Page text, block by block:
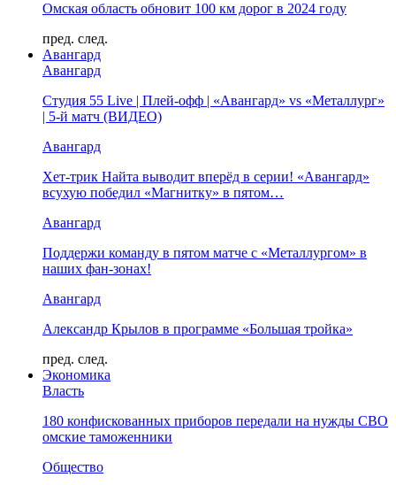
Омская область обновит 100 км дорог в 2024 году
пред. след.
Авангард
Авангард
Студия 55 Live | Плей-офф | «Авангард» vs «Металлург»
| 5-й матч (ВИДЕО)
Авангард
Хет-трик Найта выводит вперёд в серии! «Авангард»
всухую победил «Магнитку» в пятом…
Авангард
Поддержи команду в пятом матче с «Металлургом» в
наших фан-зонах!
Авангард
Александр Крылов в программе «Большая тройка»
пред. след.
Экономика
Власть
180 конфискованных приборов передали на нужды СВО
омские таможенники
Общество